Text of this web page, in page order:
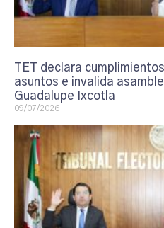
TET declara
asuntos e invalida
Guadalupe Ixcotla
09/07/2026